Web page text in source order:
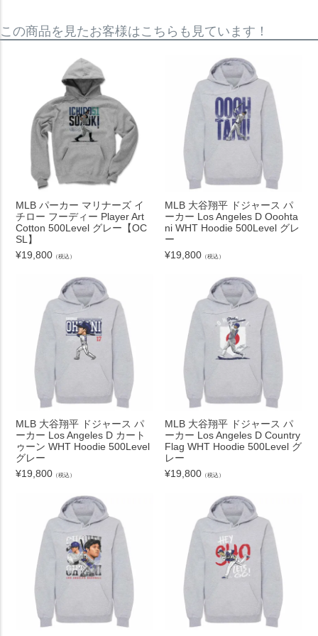
この商品を見たお客様はこちらも見ています！
MLB パーカー マリナーズ イ
チロー フーディー Player Art
Cotton 500Level グレー【OC
SL】
¥19,800 （税込）
MLB 大谷翔平 ドジャース パ
ーカー Los Angeles D Ooohta
ni WHT Hoodie 500Level グレ
ー
¥19,800 （税込）
MLB 大谷翔平 ドジャース パ
ーカー Los Angeles D カート
ゥーン WHT Hoodie 500Level
グレー
¥19,800 （税込）
MLB 大谷翔平 ドジャース パ
ーカー Los Angeles D Country
Flag WHT Hoodie 500Level グ
レー
¥19,800 （税込）